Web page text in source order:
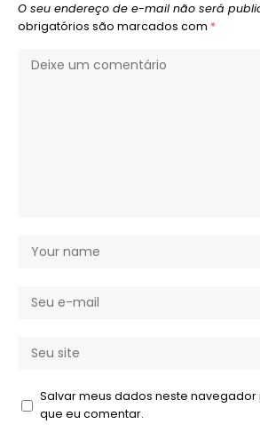
O seu endereço de e-mail não será
obrigatórios são marcados com *
Salvar meus dados neste
que eu comentar.